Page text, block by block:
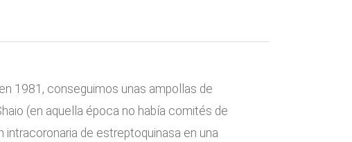
1981, conseguimos unas ampollas de
(en aquella época no había comités de
de estreptoquinasa en una